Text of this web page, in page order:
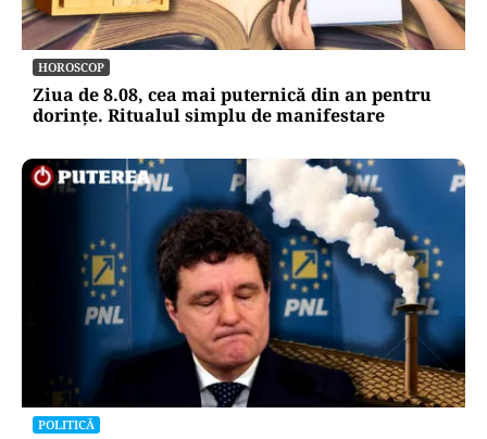
HOROSCOP
Ziua de 8.08, cea mai puternică din an pentru
dorințe. Ritualul simplu de manifestare
POLITICĂ